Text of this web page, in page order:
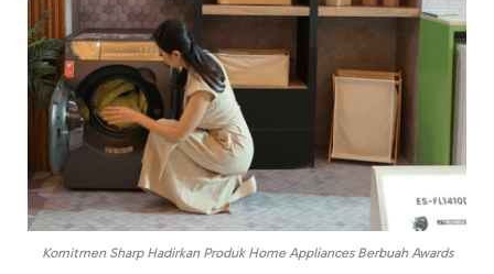
Komitmen Sharp Hadirkan Produk Home Appliances Berbuah Awards